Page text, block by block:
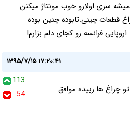
سری اولارو خوب مونتاژ میکنن
قطعات چینی.تابوده چنین بوده
فرانسه رو کجای دلم بزارم!
۱۳۹۵/۷/۱۵ ۱۷:۲۰:۴۱
113
54
چراغ ها رییده موافق